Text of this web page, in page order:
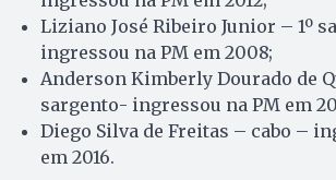
Liziano José Ribeiro Junior – 1º
ingressou na PM em 2008;
Anderson Kimberly Dourado de
sargento- ingressou na PM em
Diego Silva de Freitas – cabo –
em 2016.